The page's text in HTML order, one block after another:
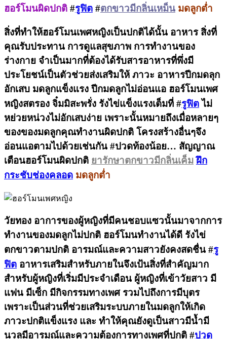
ฮอร์โมนผิดปกติ #รูฟิต #ตกขาวมีกลิ่นเหม็น มดลูกต่ำ
สิ่งที่ทำให้ฮอร์โมนเพศหญิงเป็นปกติได้นั้น อาหาร สิ่งที่
คุณรับประทาน การดูแลสุขภาพ การทำงานของ
ร่างกาย จำเป็นมากที่ต้องได้รับสารอาหารที่พึ่งมี
ประโยชน์เป็นตัวช่วยส่งเสริมให้ ภาวะ อาหารปีกมดลุก
อักเสบ มดลูกแข็งแรง ปีกมดลูกไม่อ่อนแอ ฮอร์โมนเพศ
หญิงสตรอง จิ๋มมิสะพรั่ง รังไข่แข็งแรงเต็มที่ #รูฟิต ไม่
หย่วยหน่วงไม่อักเสบง่าย เพราะนั้นหมายถึงเมื่อหลายๆ
ของของมดลูกคุณทำงานผิดปกติ โครงสร้างอื่นๆจึง
อ่อนแอตามไปด้วยเช่นกัน #ปวดท้องน้อย… สัญญาณ
เตือนฮอร์โมนผิดปกติ ยารักษาตกขาวมีกลิ่นเค็ม ฝึก
กระชับช่องคลอด มดลูกต่ำ
วัยทอง อาการของผู้หญิงที่มีคนชอบแซวนั้นมาจากการ
ทำงานของมดลูกไม่ปกติ ฮอร์โมนทำงานได้ดี รังไข่
ตกขาวตามปกติ อารมณ์และความสาวยังคงสดชื่น #รู
ฟิต อาหารเสริมสำหรับภายในจึงเป้นสิ่งที่สำคัญมาก
สำหรับผู้หญิงที่เริ่มมีประจำเดือน ผู้หญิงที่เข้าวัยสาว มี
แฟน มีเซ็ก มีกิจกรรมทางเพศ รวมไปถึงการมีบุตร
เพราะเป็นส่วนที่ช่วยเสริมระบบภายในมดลูกให้เกิด
ภาวะปกติแข็งแรง และ ทำให้คุณยังดูเป็นสาวมีน้ำมี
นวลมีอารมณ์และความต้องการทางเพศที่ปกติ #ปวด